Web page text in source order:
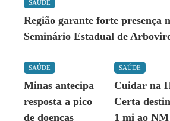
SAÚDE
Região garante forte presença
Seminário Estadual de
SAÚDE
Minas antecipa
resposta a pico
de doenças
SAÚDE
Cuidar na
Certa
1 mi ao NM